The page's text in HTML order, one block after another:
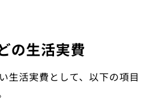
の生活実費
生活実費として、以下の項目